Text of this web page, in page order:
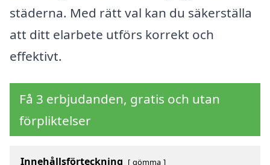
städerna. Med rätt val kan du säkerställa
att ditt elarbete utförs korrekt och
effektivt.
Få 3 erbjudanden, gratis och utan
förpliktelser
Innehållsförteckning gömma